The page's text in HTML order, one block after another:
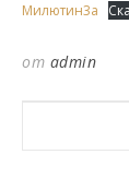
Милютин3а
от admin